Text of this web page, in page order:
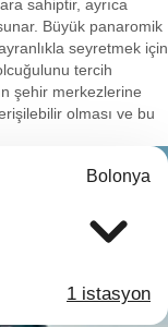
sahiptir, ayrıca
Büyük panaromik
seyretmek için
tercih
şehir merkezlerine
olması ve bu
Bolonya
1 istasyon